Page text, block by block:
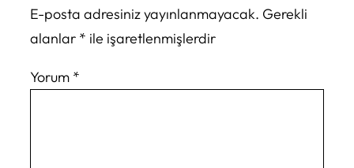
E-posta adresiniz yayınlanmayacak. Gerekli
alanlar * ile işaretlenmişlerdir
Yorum *